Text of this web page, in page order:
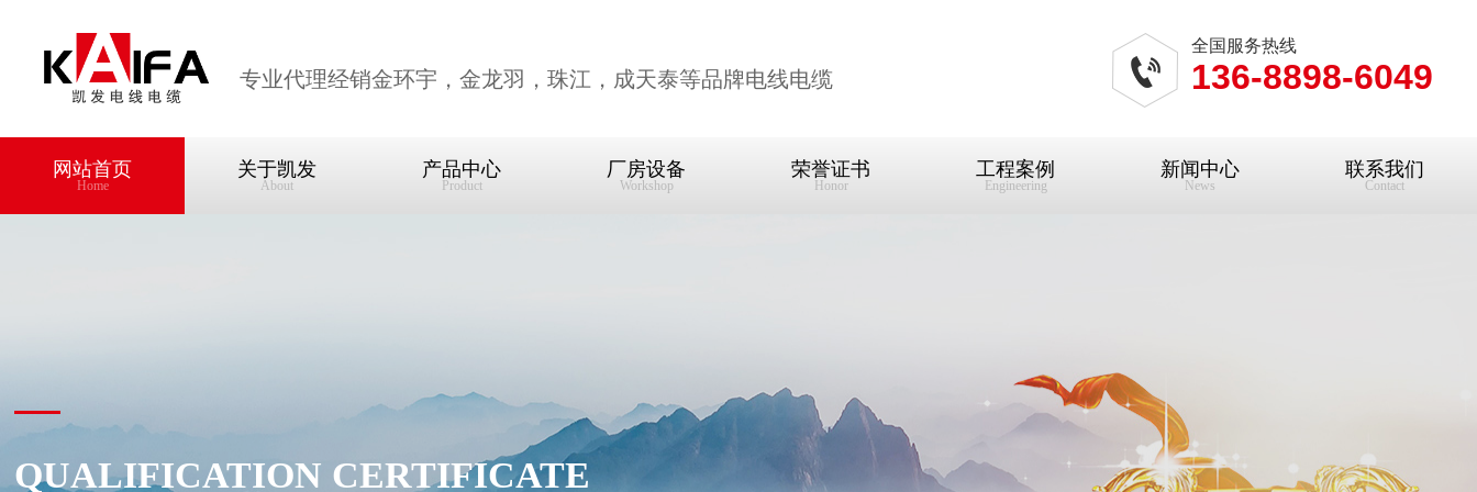
专业代理经销金环宇，金龙羽，珠江，成天泰等品牌电线电缆
全国服务热线
136-8898-6049
网站首页
Home
关于凯发
About
产品中心
Product
厂房设备
Workshop
荣誉证书
Honor
工程案例
Engineering
新闻中心
News
联系我们
Contact
QUALIFICATION CERTIFICATE